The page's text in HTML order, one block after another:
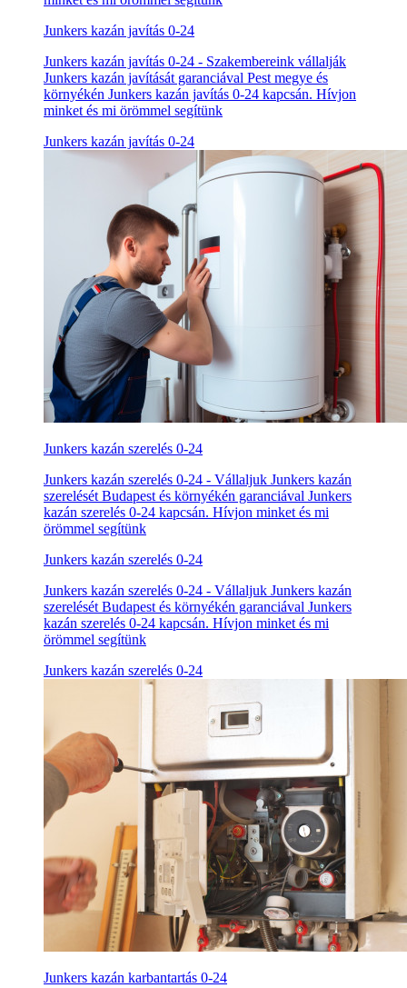
Junkers kazán javítás 0-24
Junkers kazán javítás 0-24 - Szakembereink vállalják
Junkers kazán javítását garanciával Pest megye és
környékén Junkers kazán javítás 0-24 kapcsán. Hívjon
minket és mi örömmel segítünk
Junkers kazán javítás 0-24
Junkers kazán szerelés 0-24
Junkers kazán szerelés 0-24 - Vállaljuk Junkers kazán
szerelését Budapest és környékén garanciával Junkers
kazán szerelés 0-24 kapcsán. Hívjon minket és mi
örömmel segítünk
Junkers kazán szerelés 0-24
Junkers kazán szerelés 0-24 - Vállaljuk Junkers kazán
szerelését Budapest és környékén garanciával Junkers
kazán szerelés 0-24 kapcsán. Hívjon minket és mi
örömmel segítünk
Junkers kazán szerelés 0-24
Junkers kazán karbantartás 0-24